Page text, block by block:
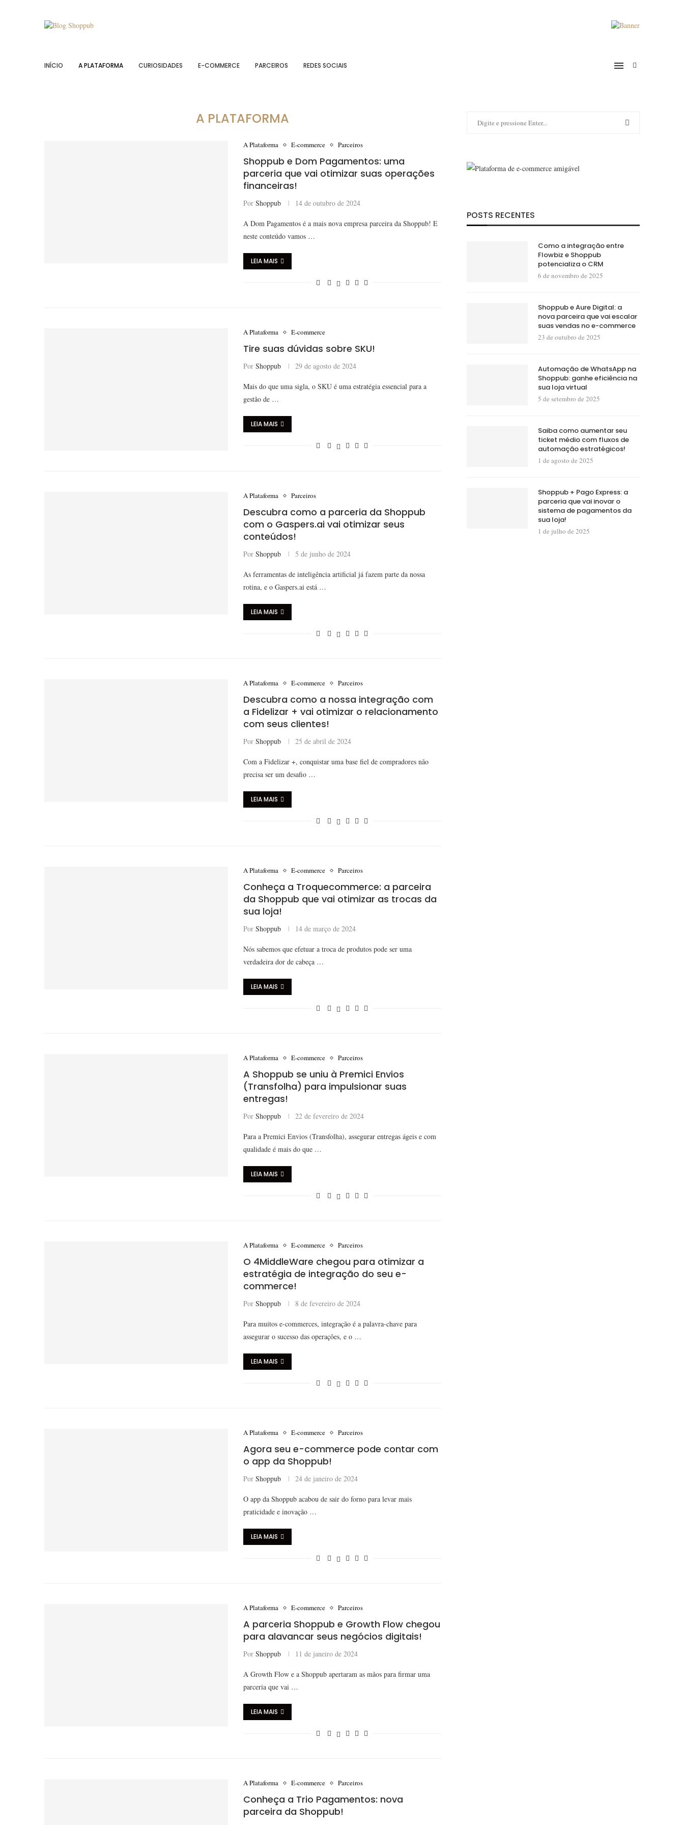
INÍCIO A PLATAFORMA CURIOSIDADES E-COMMERCE PARCEIROS REDES SOCIAIS
A PLATAFORMA
A Plataforma E-commerce Parceiros
Shoppub e Dom Pagamentos: uma
parceria que vai otimizar suas operações
financeiras!
Por Shoppub 14 de outubro de 2024
A Dom Pagamentos é a mais nova empresa parceira da Shoppub! E
neste conteúdo vamos …
LEIA MAIS
A Plataforma E-commerce
Tire suas dúvidas sobre SKU!
Por Shoppub 29 de agosto de 2024
Mais do que uma sigla, o SKU é uma estratégia essencial para a
gestão de …
LEIA MAIS
A Plataforma Parceiros
Descubra como a parceria da Shoppub
com o Gaspers.ai vai otimizar seus
conteúdos!
Por Shoppub 5 de junho de 2024
As ferramentas de inteligência artificial já fazem parte da nossa
rotina, e o Gaspers.ai está …
LEIA MAIS
A Plataforma E-commerce Parceiros
Descubra como a nossa integração com
a Fidelizar + vai otimizar o relacionamento
com seus clientes!
Por Shoppub 25 de abril de 2024
Com a Fidelizar +, conquistar uma base fiel de compradores não
precisa ser um desafio …
LEIA MAIS
A Plataforma E-commerce Parceiros
Conheça a Troquecommerce: a parceira
da Shoppub que vai otimizar as trocas da
sua loja!
Por Shoppub 14 de março de 2024
Nós sabemos que efetuar a troca de produtos pode ser uma
verdadeira dor de cabeça …
LEIA MAIS
A Plataforma E-commerce Parceiros
A Shoppub se uniu à Premici Envios
(Transfolha) para impulsionar suas
entregas!
Por Shoppub 22 de fevereiro de 2024
Para a Premici Envios (Transfolha), assegurar entregas ágeis e com
qualidade é mais do que …
LEIA MAIS
A Plataforma E-commerce Parceiros
O 4MiddleWare chegou para otimizar a
estratégia de integração do seu e-
commerce!
Por Shoppub 8 de fevereiro de 2024
Para muitos e-commerces, integração é a palavra-chave para
assegurar o sucesso das operações, e o …
LEIA MAIS
A Plataforma E-commerce Parceiros
Agora seu e-commerce pode contar com
o app da Shoppub!
Por Shoppub 24 de janeiro de 2024
O app da Shoppub acabou de sair do forno para levar mais
praticidade e inovação …
LEIA MAIS
A Plataforma E-commerce Parceiros
A parceria Shoppub e Growth Flow chegou
para alavancar seus negócios digitais!
Por Shoppub 11 de janeiro de 2024
A Growth Flow e a Shoppub apertaram as mãos para firmar uma
parceria que vai …
LEIA MAIS
A Plataforma E-commerce Parceiros
Conheça a Trio Pagamentos: nova
parceira da Shoppub!
POSTS RECENTES
Como a integração entre
Flowbiz e Shoppub
potencializa o CRM
6 de novembro de 2025
Shoppub e Aure Digital: a
nova parceira que vai escalar
suas vendas no e-commerce
23 de outubro de 2025
Automação de WhatsApp na
Shoppub: ganhe eficiência na
sua loja virtual
5 de setembro de 2025
Saiba como aumentar seu
ticket médio com fluxos de
automação estratégicos!
1 de agosto de 2025
Shoppub + Pago Express: a
parceria que vai inovar o
sistema de pagamentos da
sua loja!
1 de julho de 2025